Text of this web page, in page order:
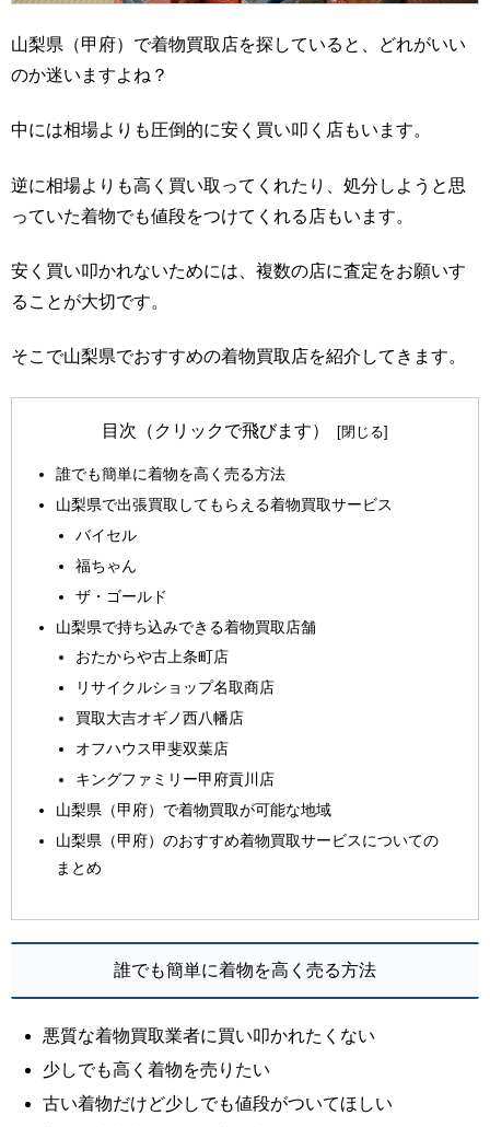
山梨県（甲府）で着物買取店を探していると、どれがいい
のか迷いますよね？
中には相場よりも圧倒的に安く買い叩く店もいます。
逆に相場よりも高く買い取ってくれたり、処分しようと思
っていた着物でも値段をつけてくれる店もいます。
安く買い叩かれないためには、複数の店に査定をお願いす
ることが大切です。
そこで山梨県でおすすめの着物買取店を紹介してきます。
目次（クリックで飛びます）
誰でも簡単に着物を高く売る方法
山梨県で出張買取してもらえる着物買取サービス
バイセル
福ちゃん
ザ・ゴールド
山梨県で持ち込みできる着物買取店舗
おたからや古上条町店
リサイクルショップ名取商店
買取大吉オギノ西八幡店
オフハウス甲斐双葉店
キングファミリー甲府貢川店
山梨県（甲府）で着物買取が可能な地域
山梨県（甲府）のおすすめ着物買取サービスについての
まとめ
誰でも簡単に着物を高く売る方法
悪質な着物買取業者に買い叩かれたくない
少しでも高く着物を売りたい
古い着物だけど少しでも値段がついてほしい